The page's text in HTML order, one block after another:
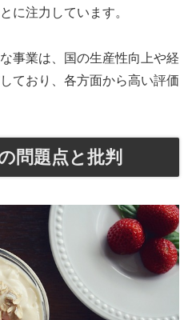
に注力しています。
事業は、国の生産性向上や経
ており、各方面から高い評価
問題点と批判